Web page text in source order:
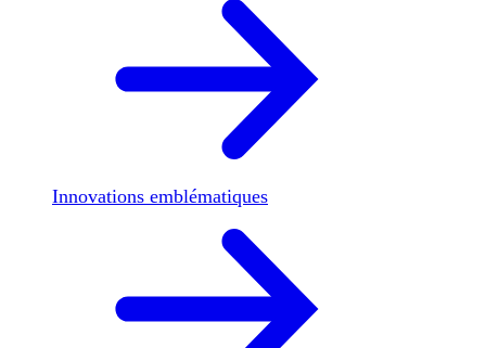
Innovations emblématiques